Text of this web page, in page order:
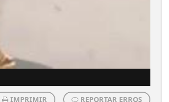
IMPRIMIR REPORTAR ERROS